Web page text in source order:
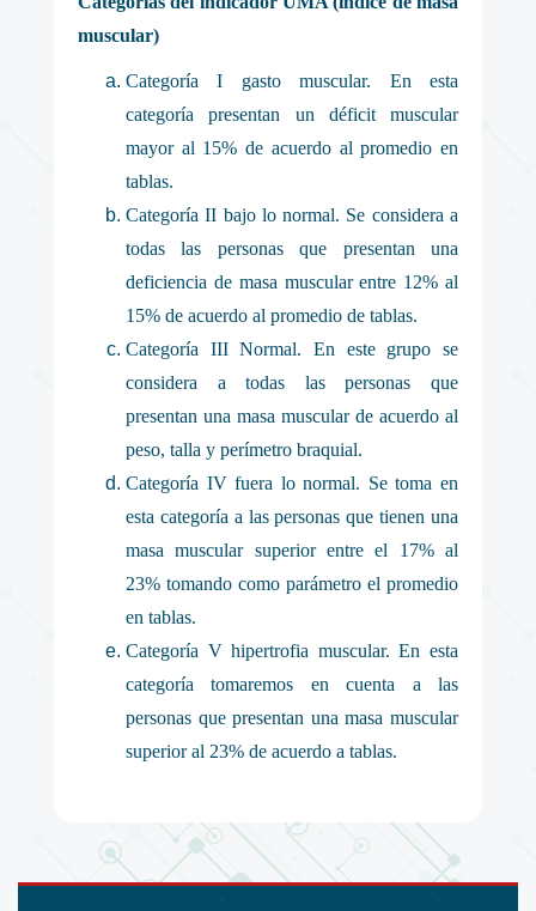
muscular)
Categoría I gasto muscular. En esta
categoría presentan un déficit muscular
mayor al 15% de acuerdo al promedio en
tablas.
Categoría II bajo lo normal. Se considera a
todas las personas que presentan una
deficiencia de masa muscular entre 12% al
15% de acuerdo al promedio de tablas.
Categoría III Normal. En este grupo se
considera a todas las personas que
presentan una masa muscular de acuerdo al
peso, talla y perímetro braquial.
Categoría IV fuera lo normal. Se toma en
esta categoría a las personas que tienen una
masa muscular superior entre el 17% al
23% tomando como parámetro el promedio
en tablas.
Categoría V hipertrofia muscular. En esta
categoría tomaremos en cuenta a las
personas que presentan una masa muscular
superior al 23% de acuerdo a tablas.